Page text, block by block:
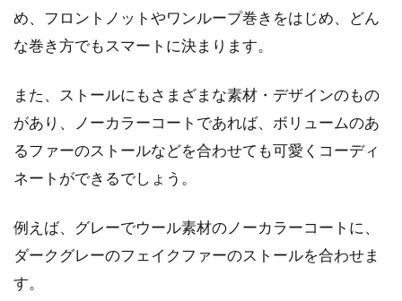
め、フロントノットやワンループ巻きをはじめ、どん
な巻き方でもスマートに決まります。
また、ストールにもさまざまな素材・デザインのもの
があり、ノーカラーコートであれば、ボリュームのあ
るファーのストールなどを合わせても可愛くコーディ
ネートができるでしょう。
例えば、グレーでウール素材のノーカラーコートに、
ダークグレーのフェイクファーのストールを合わせま
す。